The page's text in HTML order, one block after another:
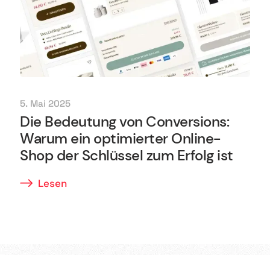
5. Mai 2025
Die Bedeutung von Conversions:
Warum ein optimierter Online-
Shop der Schlüssel zum Erfolg ist
Lesen